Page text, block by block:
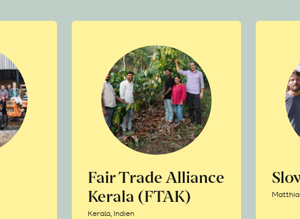
Fair Trade Alliance
Kerala (FTAK)
Kerala, Indien